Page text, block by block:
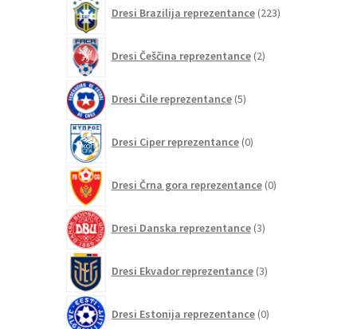
Dresi Brazilija reprezentance 223izdelkov
Dresi Češčina reprezentance 2izdelka
Dresi Čile reprezentance 5izdelkov
Dresi Ciper reprezentance 0izdelkov
Dresi Črna gora reprezentance 0izdelkov
Dresi Danska reprezentance 3izdelki
Dresi Ekvador reprezentance 3izdelki
Dresi Estonija reprezentance 0izdelkov